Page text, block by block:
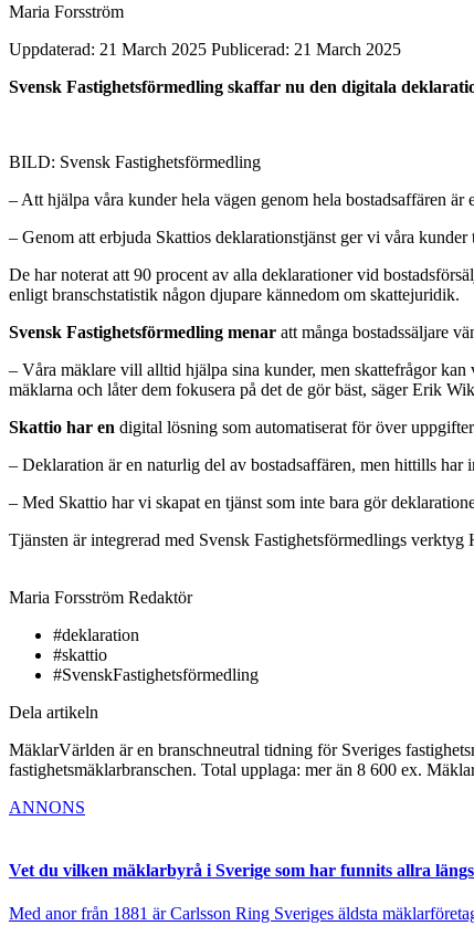
Maria Forsström
Uppdaterad: 21 March 2025 Publicerad: 21 March 2025
Svensk Fastighetsförmedling skaffar nu den digitala
BILD: Svensk Fastighetsförmedling
– Att hjälpa våra kunder hela vägen genom hela bostadsaffären
– Genom att erbjuda Skattios deklarationstjänst ger vi våra
De har noterat att 90 procent av alla deklarationer vid
enligt branschstatistik någon djupare kännedom om skattejuridik.
Svensk Fastighetsförmedling menar att många bostadssäljare
– Våra mäklare vill alltid hjälpa sina kunder, men skattefrågor
mäklarna och låter dem fokusera på det de gör bäst, säger Erik
Skattio har en digital lösning som automatiserat för över
– Deklaration är en naturlig del av bostadsaffären, men hittills
– Med Skattio har vi skapat en tjänst som inte bara gör
Tjänsten är integrerad med Svensk Fastighetsförmedlings verktyg
Maria Forsström Redaktör
#deklaration
#skattio
#SvenskFastighetsförmedling
Dela artikeln
MäklarVärlden är en branschneutral tidning för Sveriges
fastighetsmäklarbranschen. Total upplaga: mer än 8 600 ex.
ANNONS
Vet du vilken mäklarbyrå i Sverige som har funnits allra
Med anor från 1881 är Carlsson Ring Sveriges äldsta